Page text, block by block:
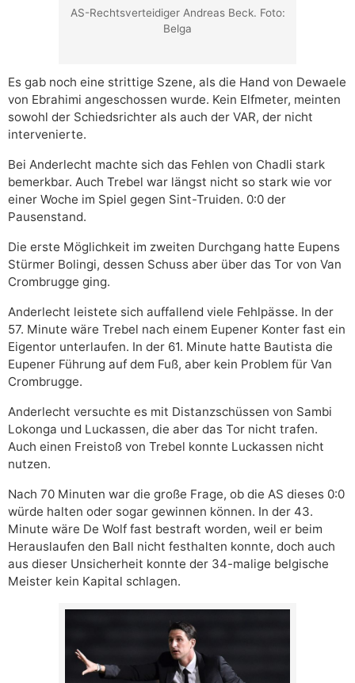
AS-Rechtsverteidiger Andreas Beck. Foto:
Belga
Es gab noch eine strittige Szene, als die Hand von Dewaele
von Ebrahimi angeschossen wurde. Kein Elfmeter, meinten
sowohl der Schiedsrichter als auch der VAR, der nicht
intervenierte.
Bei Anderlecht machte sich das Fehlen von Chadli stark
bemerkbar. Auch Trebel war längst nicht so stark wie vor
einer Woche im Spiel gegen Sint-Truiden. 0:0 der
Pausenstand.
Die erste Möglichkeit im zweiten Durchgang hatte Eupens
Stürmer Bolingi, dessen Schuss aber über das Tor von Van
Crombrugge ging.
Anderlecht leistete sich auffallend viele Fehlpässe. In der
57. Minute wäre Trebel nach einem Eupener Konter fast ein
Eigentor unterlaufen. In der 61. Minute hatte Bautista die
Eupener Führung auf dem Fuß, aber kein Problem für Van
Crombrugge.
Anderlecht versuchte es mit Distanzschüssen von Sambi
Lokonga und Luckassen, die aber das Tor nicht trafen.
Auch einen Freistoß von Trebel konnte Luckassen nicht
nutzen.
Nach 70 Minuten war die große Frage, ob die AS dieses 0:0
würde halten oder sogar gewinnen können. In der 43.
Minute wäre De Wolf fast bestraft worden, weil er beim
Herauslaufen den Ball nicht festhalten konnte, doch auch
aus dieser Unsicherheit konnte der 34-malige belgische
Meister kein Kapital schlagen.